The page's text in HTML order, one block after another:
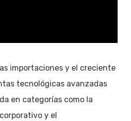
importaciones y el creciente
tecnológicas avanzadas
en categorías como la
y el